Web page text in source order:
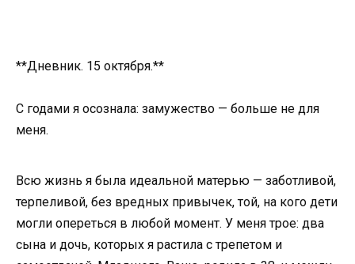
**Дневник. 15 октября.**
С годами я осознала: замужество — больше не для
меня.
Всю жизнь я была идеальной матерью — заботливой,
терпеливой, без вредных привычек, той, на кого дети
могли опереться в любой момент. У меня трое: два
сына и дочь, которых я растила с трепетом и